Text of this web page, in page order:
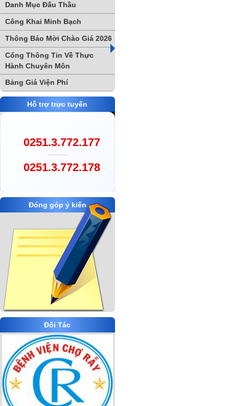
Danh Mục Đấu Thầu
Công Khai Minh Bạch
Thông Báo Mời Chào Giá 2026
Cổng Thông Tin Về Thực
Hành Chuyên Môn
Bảng Giá Viện Phí
Hỗ trợ trực tuyến
0251.3.772.177
0251.3.772.178
Đóng góp ý kiến
Đối Tác